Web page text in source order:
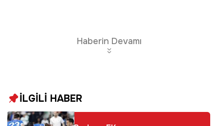
Haberin Devamı
İLGİLİ HABER